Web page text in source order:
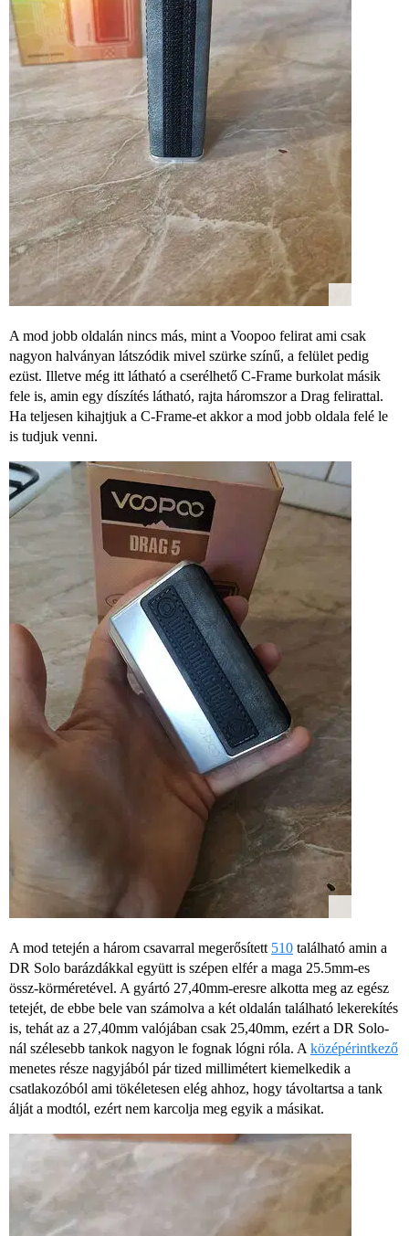
A mod jobb oldalán nincs más, mint a Voopoo felirat ami csak
nagyon halványan látszódik mivel szürke színű, a felület pedig
ezüst. Illetve még itt látható a cserélhető C-Frame burkolat másik
fele is, amin egy díszítés látható, rajta háromszor a Drag felirattal.
Ha teljesen kihajtjuk a C-Frame-et akkor a mod jobb oldala felé le
is tudjuk venni.
A mod tetején a három csavarral megerősített 510 található amin a
DR Solo barázdákkal együtt is szépen elfér a maga 25.5mm-es
össz-körméretével. A gyártó 27,40mm-eresre alkotta meg az egész
tetejét, de ebbe bele van számolva a két oldalán található lekerekítés
is, tehát az a 27,40mm valójában csak 25,40mm, ezért a DR Solo-
nál szélesebb tankok nagyon le fognak lógni róla. A középérintkező
menetes része nagyjából pár tized millimétert kiemelkedik a
csatlakozóból ami tökéletesen elég ahhoz, hogy távoltartsa a tank
álját a modtól, ezért nem karcolja meg egyik a másikat.